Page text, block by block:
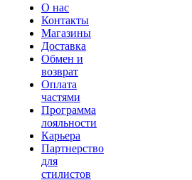
О нас
Контакты
Магазины
Доставка
Обмен и
возврат
Оплата
частями
Программа
лояльности
Карьера
Партнерство
для
стилистов